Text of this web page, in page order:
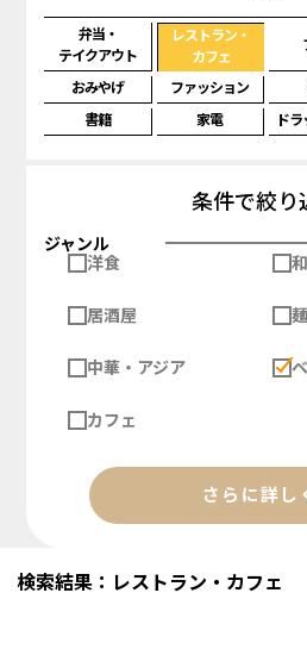
弁当・
テイクアウト
レストラン・
カフェ
おみやげ ファッション
書籍
家電 ド
条件で絞り
ジャンル
洋食
居酒屋
中華・アジア
カフェ
さらに詳し
検索結果：レストラン・カフェ